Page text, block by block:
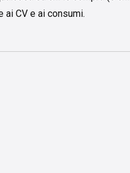
ai CV e ai consumi.